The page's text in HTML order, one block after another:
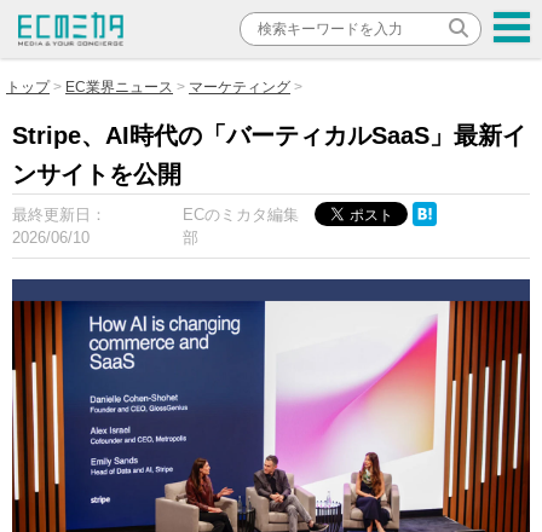
トップ EC業界ニュース マーケティング
Stripe、AI時代の「バーティカルSaaS」最新イ
ンサイトを公開
最終更新日：
2026/06/10
ECのミカタ編集
部